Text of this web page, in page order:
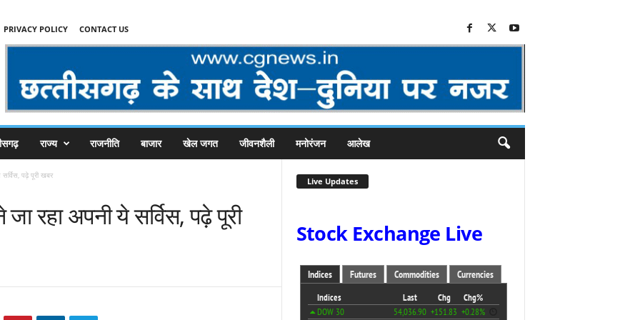
PRIVACY POLICY CONTACT US
राज्य राजनीति बाजार खेल जगत जीवनशैली मनोरंजन आलेख
पढ़े पूरी खबर
रहा अपनी ये सर्विस, पढ़े पूरी
Live Updates
Stock Exchange Live